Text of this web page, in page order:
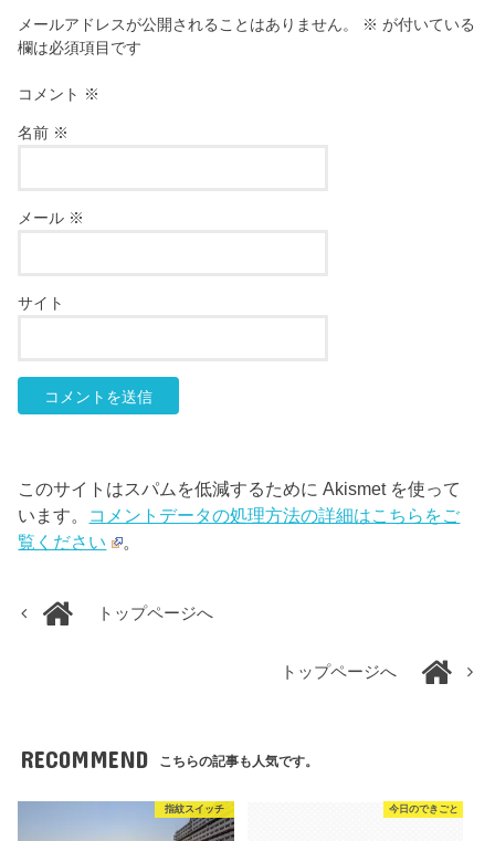
メールアドレスが公開されることはありません。 ※ が付いている
欄は必須項目です
コメント ※
名前 ※
メール ※
サイト
このサイトはスパムを低減するために Akismet を使って
います。 コメントデータの処理方法の詳細はこちらをご
覧ください
。
トップページへ
トップページへ
RECOMMEND こちらの記事も人気です。
指紋スイッチ 今日のできごと